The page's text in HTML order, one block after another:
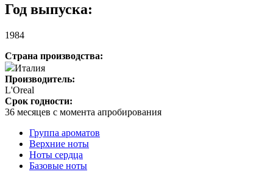
Год выпуска:
1984
Страна производства:
Италия
Производитель:
L'Oreal
Срок годности:
36 месяцев с момента апробирования
Группа ароматов
Верхние ноты
Ноты сердца
Базовые ноты